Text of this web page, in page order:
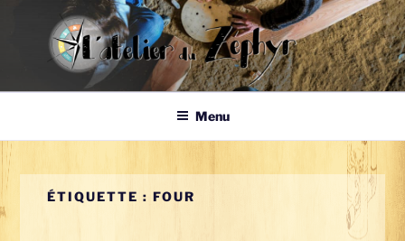
contenu
Atelier du
Zephyr
Menu
ÉTIQUETTE : FOUR